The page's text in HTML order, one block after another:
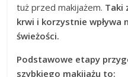
tuż przed makijażem. Taki
krwi i korzystnie wpływa
świeżości.
Podstawowe etapy
szybkiego makijażu to: